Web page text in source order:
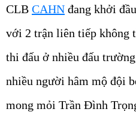
CLB CAHN đang khởi
với 2 trận liên tiếp không
thi đấu ở nhiều đấu
nhiều người hâm mộ đội
mong mỏi Trần Đình